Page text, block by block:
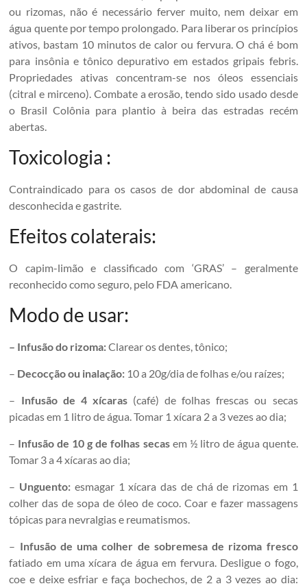
ou rizomas, não é necessário ferver muito, nem deixar em
água quente por tempo prolongado. Para liberar os princípios
ativos, bastam 10 minutos de calor ou fervura. O chá é bom
para insônia e tônico depurativo em estados gripais febris.
Propriedades ativas concentram-se nos óleos essenciais
(citral e mirceno). Combate a erosão, tendo sido usado desde
o Brasil Colônia para plantio à beira das estradas recém
abertas.
Toxicologia :
Contraindicado para os casos de dor abdominal de causa
desconhecida e gastrite.
Efeitos colaterais:
O capim-limão e classificado com ‘GRAS’ – geralmente
reconhecido como seguro, pelo FDA americano.
Modo de usar:
– Infusão do rizoma:Clarear os dentes, tônico;
– Decocção ou inalação: 10 a 20g/dia de folhas e/ou raízes;
– Infusão de 4 xícaras(café) de folhas frescas ou secas
picadas em 1 litro de água. Tomar 1 xícara 2 a 3 vezes ao dia;
– Infusão de 10 g de folhas secasem ½ litro de água quente.
Tomar 3 a 4 xícaras ao dia;
– Unguento: esmagar 1 xícara das de chá de rizomas em 1
colher das de sopa de óleo de coco. Coar e fazer massagens
tópicas para nevralgias e reumatismos.
– Infusão de uma colher de sobremesa de rizoma fresco
fatiado em uma xícara de água em fervura. Desligue o fogo,
coe e deixe esfriar e faça bochechos, de 2 a 3 vezes ao dia: